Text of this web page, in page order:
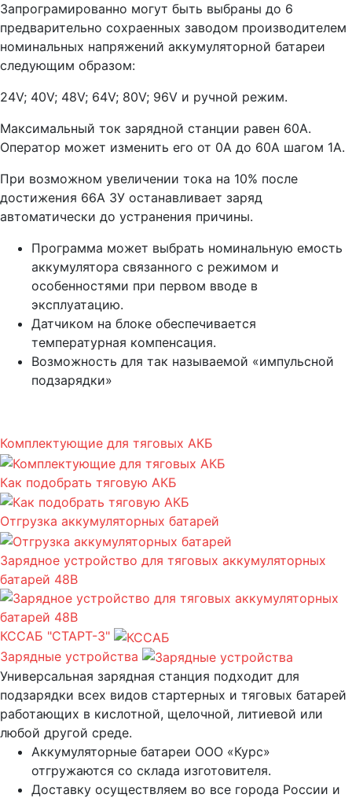
Запрограмированно могут быть выбраны до 6
предварительно сохраенных заводом производителем
номинальных напряжений аккумуляторной батареи
следующим образом:
24V; 40V; 48V; 64V; 80V; 96V и ручной режим.
Максимальный ток зарядной станции равен 60А.
Оператор может изменить его от 0А до 60А шагом 1А.
При возможном увеличении тока на 10% после
достижения 66А ЗУ останавливает заряд
автоматически до устранения причины.
Программа может выбрать номинальную емость
аккумулятора связанного с режимом и
особенностями при первом вводе в
эксплуатацию.
Датчиком на блоке обеспечивается
температурная компенсация.
Возможность для так называемой «импульсной
подзарядки»
Комплектующие для тяговых АКБ
Как подобрать тяговую АКБ
Отгрузка аккумуляторных батарей
Зарядное устройство для тяговых аккумуляторных
батарей 48В
КССАБ "СТАРТ-3"
Зарядные устройства
Универсальная зарядная станция подходит для
подзарядки всех видов стартерных и тяговых батарей
работающих в кислотной, щелочной, литиевой или
любой другой среде.
Аккумуляторные батареи ООО «Курс»
отгружаются со склада изготовителя.
Доставку осуществляем во все города России и